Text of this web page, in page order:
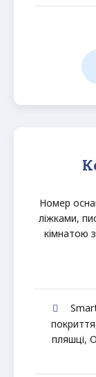
Номер
ліжками,
кімнатою
покриття
пляшці,